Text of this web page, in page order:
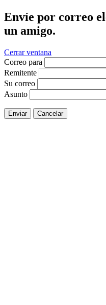
Envíe por correo
un amigo.
Cerrar ventana
Correo para
Remitente
Su correo
Asunto
Enviar Cancelar